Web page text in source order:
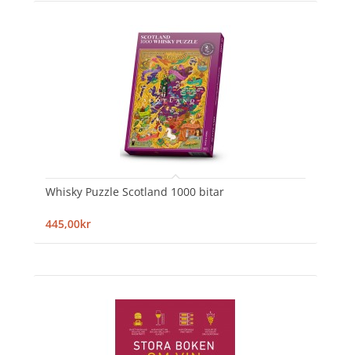
Whisky Puzzle Scotland 1000 bitar
445,00kr